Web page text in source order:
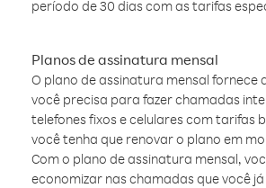
período de 30 dias com as tarifas
Planos de assinatura mensal
O plano de assinatura mensal fornece
você precisa para fazer chamadas
telefones fixos e celulares com tarifas
você tenha que renovar o plano em
Com o plano de assinatura mensal,
economizar nas chamadas que você